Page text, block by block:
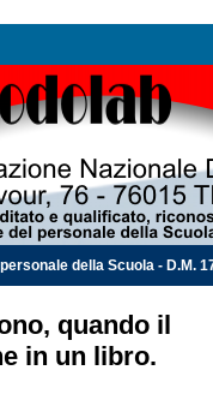
della Scuola - D.M.
quando il
in un libro.